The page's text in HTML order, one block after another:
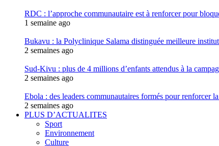
RDC : l’approche communautaire est à renforcer pour
1 semaine ago
Bukavu : la Polyclinique Salama distinguée meilleure
2 semaines ago
Sud-Kivu : plus de 4 millions d’enfants attendus à la
2 semaines ago
Ebola : des leaders communautaires formés pour renforcer
2 semaines ago
PLUS D’ACTUALITES
Sport
Environnement
Culture